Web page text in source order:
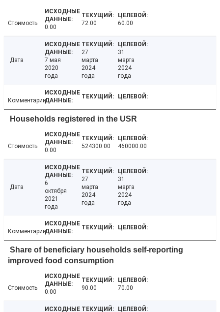
Стоимость
0.00
72.00 60.00
Дата
7 мая
2020
года
27
марта
2024
года
31
марта
2024
года
Комментарии
Households registered in the USR
Стоимость
0.00
524300.00 460000.00
Дата
6
октября
2021
года
27
марта
2024
года
31
марта
2024
года
Комментарии
Share of beneficiary households self-reporting
improved food consumption
Стоимость
0.00
90.00 70.00